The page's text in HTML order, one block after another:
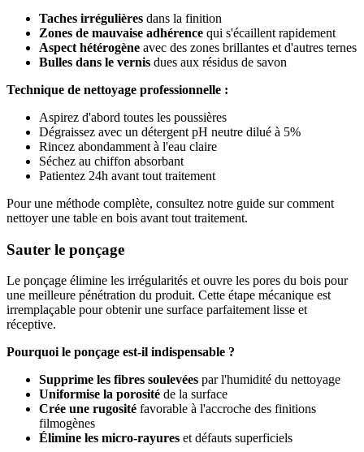
Taches irrégulières dans la finition
Zones de mauvaise adhérence qui s'écaillent rapidement
Aspect hétérogène avec des zones brillantes et d'autres ternes
Bulles dans le vernis dues aux résidus de savon
Technique de nettoyage professionnelle :
Aspirez d'abord toutes les poussières
Dégraissez avec un détergent pH neutre dilué à 5%
Rincez abondamment à l'eau claire
Séchez au chiffon absorbant
Patientez 24h avant tout traitement
Pour une méthode complète, consultez notre guide sur comment
nettoyer une table en bois avant tout traitement.
Sauter le ponçage
Le ponçage élimine les irrégularités et ouvre les pores du bois pour
une meilleure pénétration du produit. Cette étape mécanique est
irremplaçable pour obtenir une surface parfaitement lisse et
réceptive.
Pourquoi le ponçage est-il indispensable ?
Supprime les fibres soulevées par l'humidité du nettoyage
Uniformise la porosité de la surface
Crée une rugosité favorable à l'accroche des finitions
filmogènes
Élimine les micro-rayures et défauts superficiels